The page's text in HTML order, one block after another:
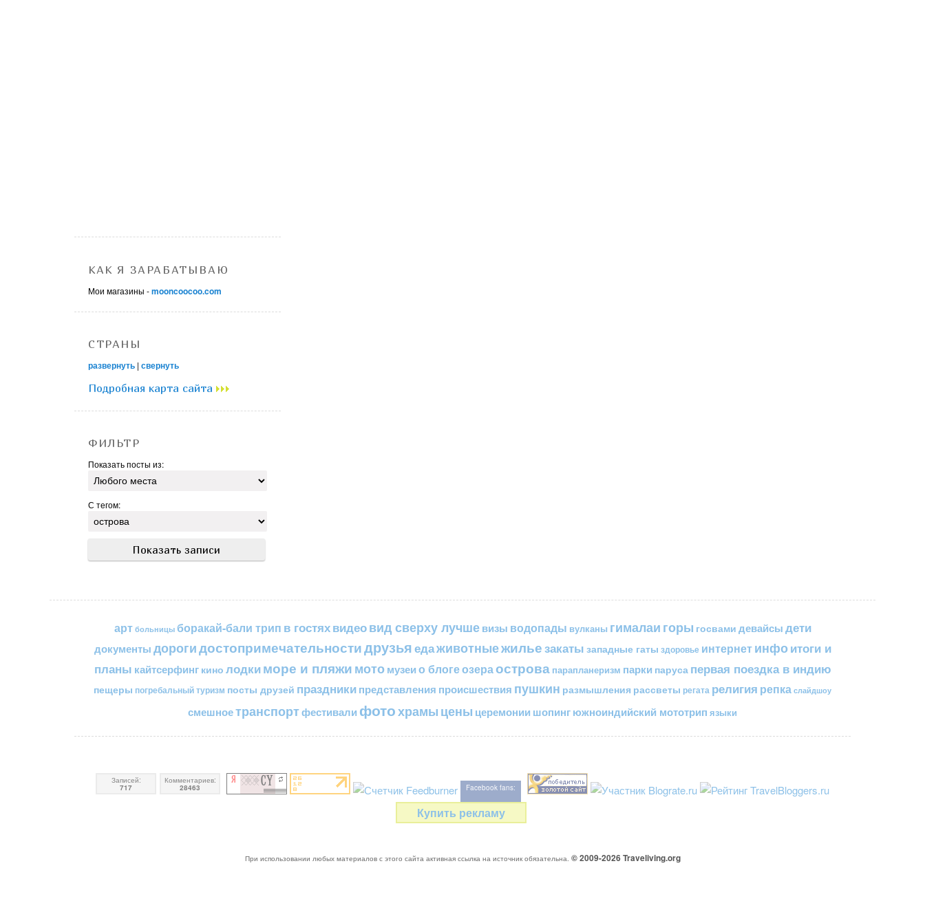
КАК Я ЗАРАБАТЫВАЮ
Мои магазины -mooncoocoo.com
СТРАНЫ
развернуть | свернуть
Подробная карта сайта
ФИЛЬТР
Показать посты из:
С тегом:
арт больницы боракай-бали трип в гостяхвидеовид сверху лучше визы водопады вулканы гималаи горы госвами девайсы дети
документыдорогидостопримечательностидрузьяедаживотныежильезакаты западные гаты здоровье интернетинфоитоги и
планы кайтсерфинг кино лодкиморе и пляжимото музеи о блогеозераострова парапланеризм парки паруса первая поездка в индию
пещеры погребальный туризм посты друзей праздникипредставления происшествия пушкин размышления рассветы регата религия репка слайдшоу
смешноетранспортфестивали фотохрамы цены церемонии шопингюжноиндийский мототрип языки
Записей:
717
Комментариев:
28463 Facebook fans:
Купить рекламу
При использовании любых материалов с этого сайта активная ссылка на источник обязательна. © 2009-2026Traveliving.org